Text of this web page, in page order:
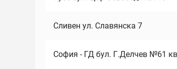
Сливен ул. Славянска 7
София - ГД бул. Г.Делчев №61